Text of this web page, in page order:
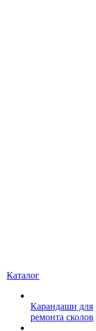
Каталог
Карандаши для
ремонта сколов